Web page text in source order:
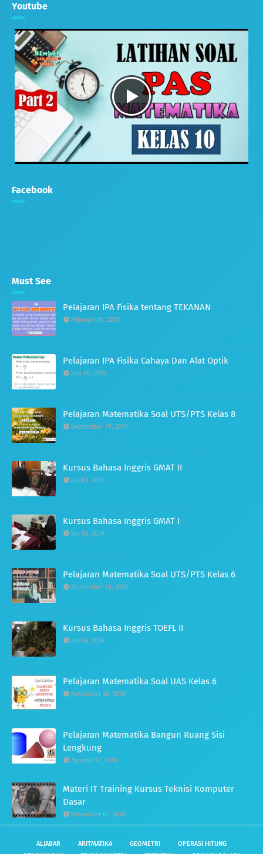
Youtube
Facebook
Must See
Pelajaran IPA Fisika tentang TEKANAN
Februari 01, 2020
Pelajaran IPA Fisika Cahaya Dan Alat Optik
Juni 05, 2020
Pelajaran Matematika Soal UTS/PTS Kelas 8
September 19, 2019
Kursus Bahasa Inggris GMAT II
Juli 03, 2019
Kursus Bahasa Inggris GMAT I
Juli 03, 2019
Pelajaran Matematika Soal UTS/PTS Kelas 6
September 18, 2019
Kursus Bahasa Inggris TOEFL II
Juli 03, 2019
Pelajaran Matematika Soal UAS Kelas 6
November 26, 2018
Pelajaran Matematika Bangun Ruang Sisi
Lengkung
Agustus 17, 2018
Materi IT Training Kursus Teknisi Komputer
Dasar
November 07, 2018
ALJABAR ARITMATIKA GEOMETRI
OPERASI HITUNG